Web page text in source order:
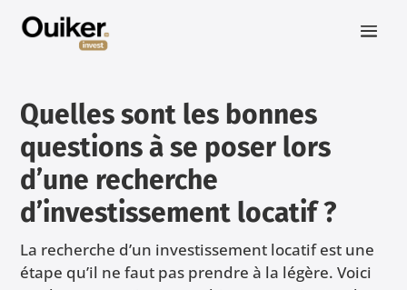
Quelles sont les bonnes
questions à se poser lors
d’une recherche
d’investissement locatif ?
La recherche d’un investissement locatif est une
étape qu’il ne faut pas prendre à la légère. Voici